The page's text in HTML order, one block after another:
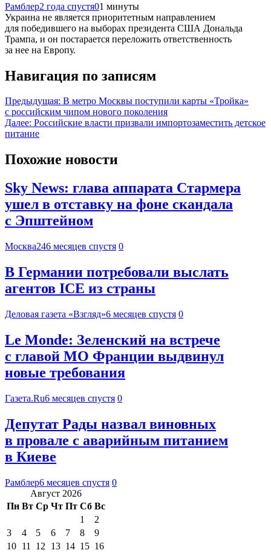
Рамблер2 года спустя01 минуты
Украина не является приоритетным направлением
для победившего на выборах президента США Дональда
Трампа, и он постарается переложить ответственность
за нее на Европу.
Навигация по записям
Предыдущая: В метро Москвы поступили карты «Тройка»
с российским чипом нового поколения
Далее: Российские власти призвали импортозаместить детское
питание
Похожие новости
Sky News: глава аппарата Стармера
ушел в отставку на фоне скандала
с Эпштейном
Москва246 месяцев спустя 0
В Германии потребовали выслать
агентов ICE из страны
Деловая газета «Взгляд»6 месяцев спустя 0
Le Monde: Зеленский на встрече
с главой МО Франции выдвинул
новые требования
Газета.Ru6 месяцев спустя 0
Депутат Рады назвал виновных
в провале с аварийным питанием
в Киеве
Рамблер6 месяцев спустя 0
Август 2026
Пн Вт Ср Чт Пт Сб Вс
1
2
3
4 5 6 7 8
9
10 11 12 13 14 15 16